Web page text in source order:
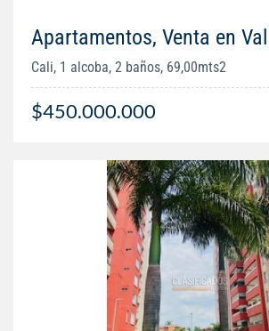
Apartamentos, Venta en
Cali, 1 alcoba, 2 baños, 69,00mts2
$450.000.000